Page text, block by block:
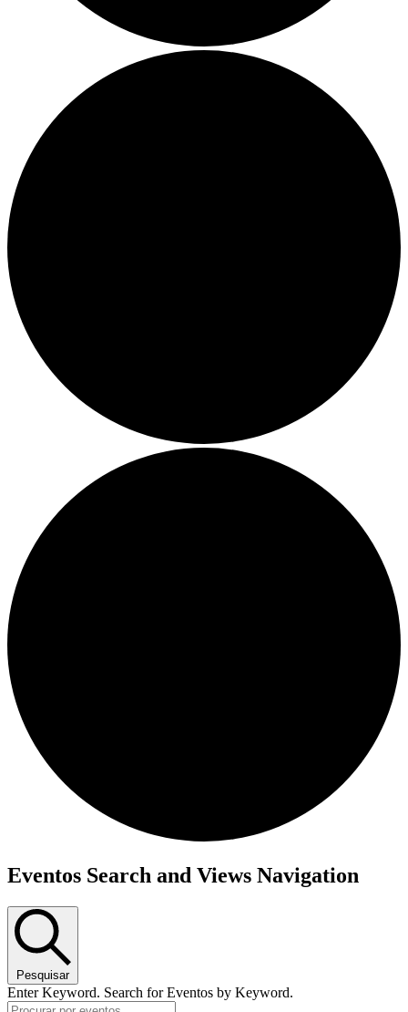
Eventos Search and Views Navigation
Pesquisar
Enter Keyword. Search for Eventos by Keyword.